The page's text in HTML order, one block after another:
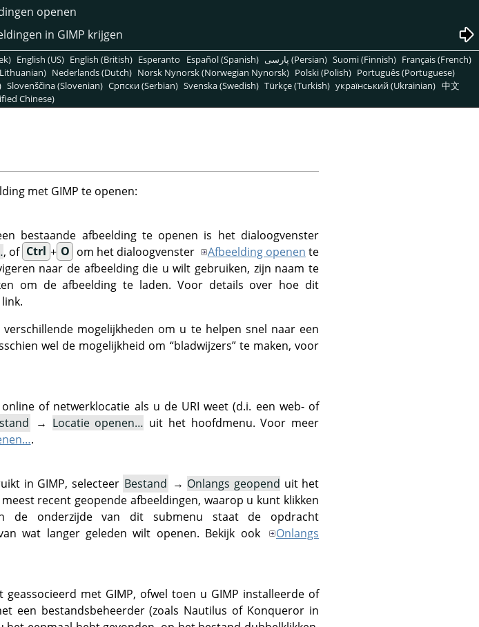
openen
in GIMP krijgen
English (US) English (British) Esperanto Español (Spanish) پارسی (Persian) Suomi (Finnish) Français (French)
Nederlands (Dutch) Norsk Nynorsk (Norwegian Nynorsk) Polski (Polish) Português (Portuguese)
Slovenščina (Slovenian) Српски (Serbian) Svenska (Swedish) Türkçe (Turkish) український (Ukrainian) 中文
Chinese)
met GIMP te openen:
bestaande afbeelding te openen is het dialoogvenster
, of Ctrl + O om het dialoogvenster Afbeelding openen te
naar de afbeelding die u wilt gebruiken, zijn naam te
om de afbeelding te laden. Voor details over hoe dit
verschillende mogelijkheden om u te helpen snel naar een
wel de mogelijkheid om “bladwijzers”te maken, voor
of netwerklocatie als u de URI weet (d.i. een web- of
→ Locatie openen… uit het hoofdmenu. Voor meer
.
in GIMP, selecteer Bestand → Onlangs geopend uit het
recent geopende afbeeldingen, waarop u kunt klikken
de onderzijde van dit submenu staat de opdracht
wat langer geleden wilt openen. Bekijk ook
Onlangs
geassocieerd met GIMP, ofwel toen u GIMP installeerde of
een bestandsbeheerder (zoals Nautilus of Konqueror in